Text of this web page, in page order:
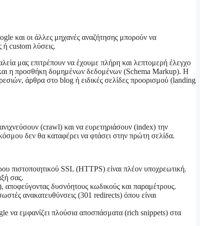
και οι άλλες μηχανές αναζήτησης μπορούν να
ή custom λύσεις.
μας επιτρέπουν να έχουμε πλήρη και λεπτομερή έλεγχο
και η προσθήκη δομημένων δεδομένων (Schema Markup). Η
άρθρα στο blog ή ειδικές σελίδες προορισμού (landing
(crawl) και να ευρετηριάσουν (index) την
δεν θα καταφέρει να φτάσει στην πρώτη σελίδα.
πιστοποιητικού SSL (HTTPS) είναι πλέον υποχρεωτική.
σας.
αποφεύγοντας δυσνόητους κωδικούς και παραμέτρους.
ανακατευθύνσεις (301 redirects) όπου είναι
να εμφανίζει πλούσια αποσπάσματα (rich snippets) στα